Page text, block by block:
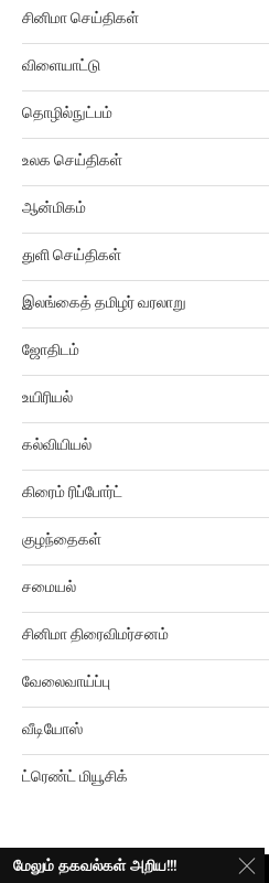
சினிமா செய்திகள்
விளையாட்டு
தொழில்நுட்பம்
உலக செய்திகள்
ஆன்மிகம்
துளி செய்திகள்
இலங்கைத் தமிழர் வரலாறு
ஜோதிடம்
உயிரியல்
கல்வியியல்
கிரைம் ரிப்போர்ட்
குழந்தைகள்
சமையல்
சினிமா திரைவிமர்சனம்
வேலைவாய்ப்பு
வீடியோஸ்
ட்ரெண்ட் மியூசிக்
மேலும் தகவல்கள் அறிய!!!